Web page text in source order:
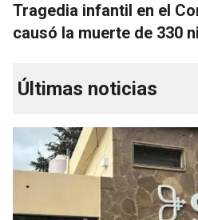
Tragedia infantil en el
causó la muerte de 330
Últimas noticias